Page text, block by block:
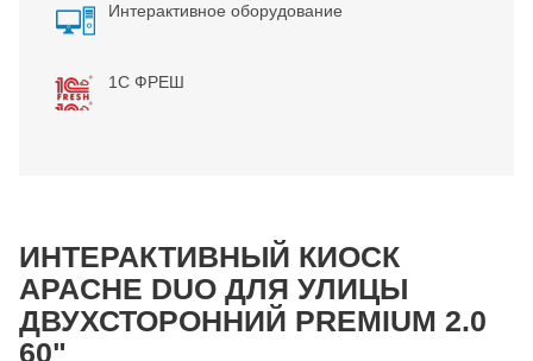
Интерактивное оборудование
1С ФРЕШ
ИНТЕРАКТИВНЫЙ КИОСК
APACHE DUO ДЛЯ УЛИЦЫ
ДВУХСТОРОННИЙ PREMIUM 2.0
60"